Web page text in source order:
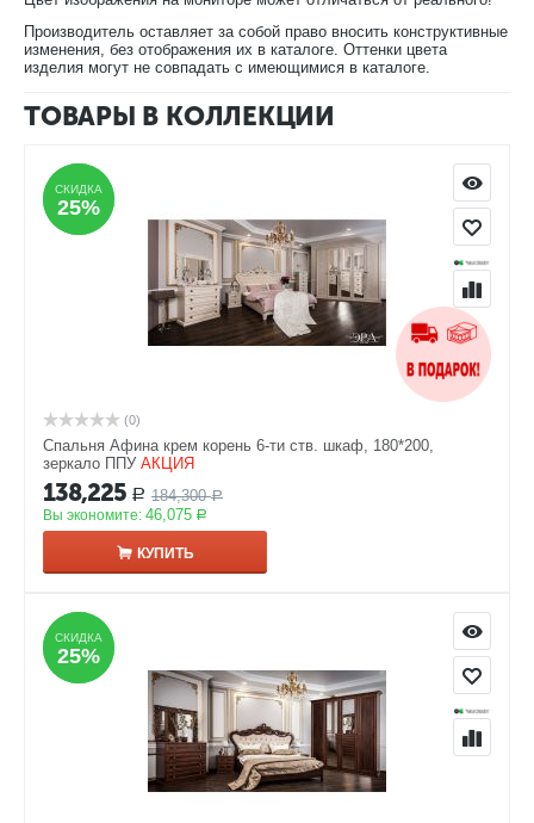
Производитель оставляет за собой право вносить конструктивные
изменения, без отображения их в каталоге. Оттенки цвета
изделия могут не совпадать с имеющимися в каталоге.
ТОВАРЫ В КОЛЛЕКЦИИ
СКИДКА
25%
СКИДКА
25%
(0)
Спальня Афина крем корень 6-ти ств. шкаф, 180*200,
зеркало ППУ АКЦИЯ
138,225 Р 184,300 Р
Вы экономите: 46,075 Р
КУПИТЬ
СКИДКА
25%
СКИДКА
25%